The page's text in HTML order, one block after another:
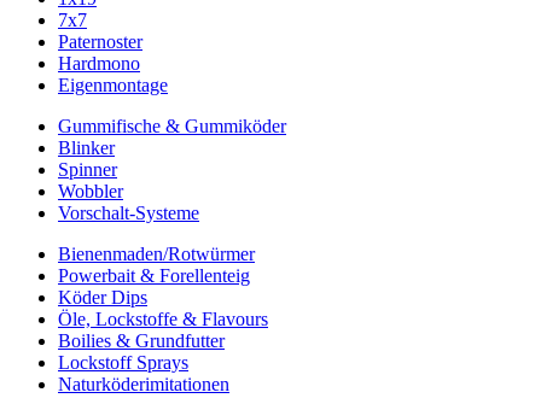
7x7
Paternoster
Hardmono
Eigenmontage
Gummifische & Gummiköder
Blinker
Spinner
Wobbler
Vorschalt-Systeme
Bienenmaden/Rotwürmer
Powerbait & Forellenteig
Köder Dips
Öle, Lockstoffe & Flavours
Boilies & Grundfutter
Lockstoff Sprays
Naturköderimitationen